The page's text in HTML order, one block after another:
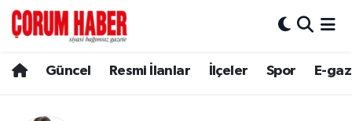
Güncel Resmi İlanlar İlçeler Spor E-
Spor
Hava Durumu